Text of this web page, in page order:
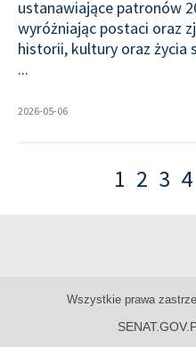
ustanawiające patronów
wyróżniając postaci oraz
historii, kultury oraz życia
...
2026-05-06
1 2 3 4
Wszystkie prawa